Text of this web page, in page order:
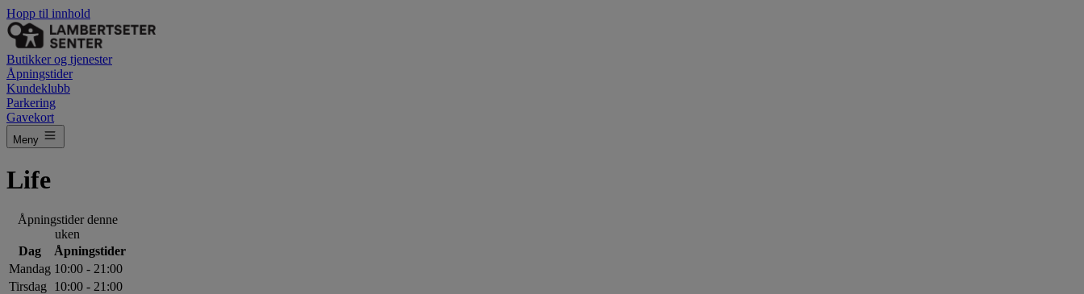
Hopp til innhold
Butikker og tjenester
Åpningstider
Kundeklubb
Parkering
Gavekort
Meny
Life
Åpningstider denne
uken
Dag
Åpningstider
Mandag 10:00 - 21:00
Tirsdag
10:00 - 21:00